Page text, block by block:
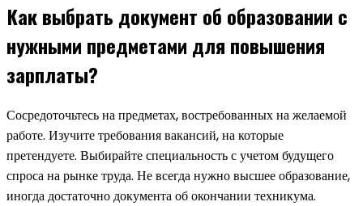
Как выбрать документ об образовании с
нужными предметами для повышения
зарплаты?
Сосредоточьтесь на предметах, востребованных на желаемой
работе. Изучите требования вакансий, на которые
претендуете. Выбирайте специальность с учетом будущего
спроса на рынке труда. Не всегда нужно высшее образование,
иногда достаточно документа об окончании техникума.